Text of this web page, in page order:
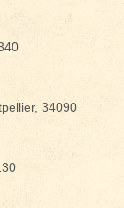
34090